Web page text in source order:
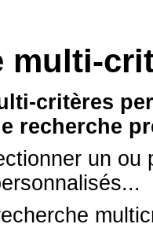
multi-
critères
recherche
un